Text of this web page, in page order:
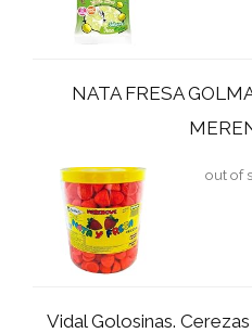
NATA FRESA
out of
Vidal Golosinas.